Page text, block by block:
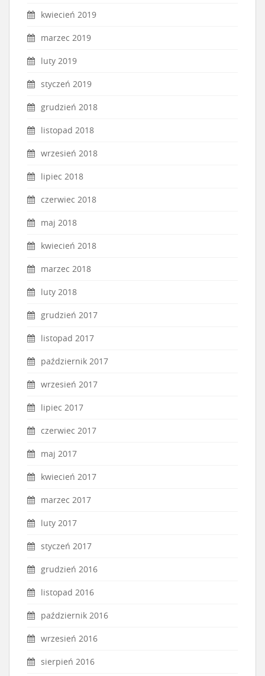
kwiecień 2019
marzec 2019
luty 2019
styczeń 2019
grudzień 2018
listopad 2018
wrzesień 2018
lipiec 2018
czerwiec 2018
maj 2018
kwiecień 2018
marzec 2018
luty 2018
grudzień 2017
listopad 2017
październik 2017
wrzesień 2017
lipiec 2017
czerwiec 2017
maj 2017
kwiecień 2017
marzec 2017
luty 2017
styczeń 2017
grudzień 2016
listopad 2016
październik 2016
wrzesień 2016
sierpień 2016